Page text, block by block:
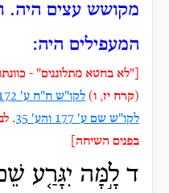
מקושש עצים היה.
המעפילים היה:
(קרח יז, ו) לקו"ש ח"ח ע' 172 הע' 2
לקו"ש שם ע' 177 והע' 35
.
בפנים השיחה]
ד לָ֣מָּה יִגָּרַ֤ע